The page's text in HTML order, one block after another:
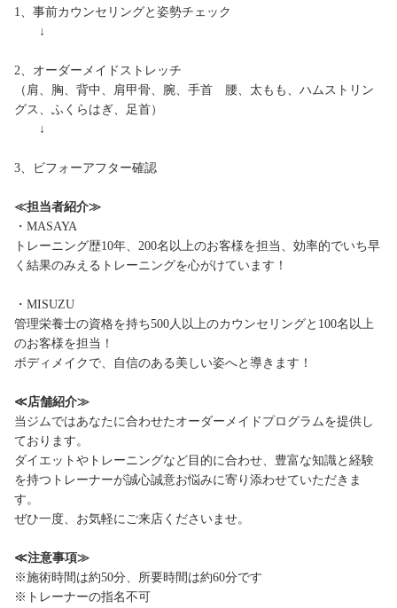
1、事前カウンセリングと姿勢チェック
↓
2、オーダーメイドストレッチ
（肩、胸、背中、肩甲骨、腕、手首 腰、太もも、ハムストリン
グス、ふくらはぎ、足首）
↓
3、ビフォーアフター確認
≪担当者紹介≫
・MASAYA
トレーニング歴10年、200名以上のお客様を担当、効率的でいち早
く結果のみえるトレーニングを心がけています！
・MISUZU
管理栄養士の資格を持ち500人以上のカウンセリングと100名以上
のお客様を担当！
ボディメイクで、自信のある美しい姿へと導きます！
≪店舗紹介≫
当ジムではあなたに合わせたオーダーメイドプログラムを提供し
ております。
ダイエットやトレーニングなど目的に合わせ、豊富な知識と経験
を持つトレーナーが誠心誠意お悩みに寄り添わせていただきま
す。
ぜひ一度、お気軽にご来店くださいませ。
≪注意事項≫
※施術時間は約50分、所要時間は約60分です
※トレーナーの指名不可